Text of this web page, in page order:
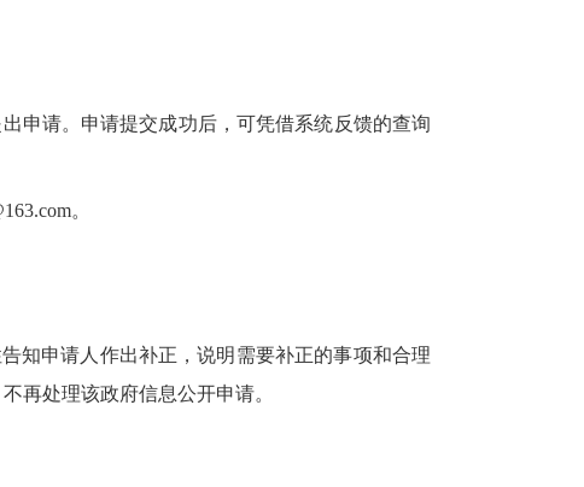
申请。申请提交成功后，可凭借系统反馈的查询
。
知申请人作出补正，说明需要补正的事项和合理
再处理该政府信息公开申请。